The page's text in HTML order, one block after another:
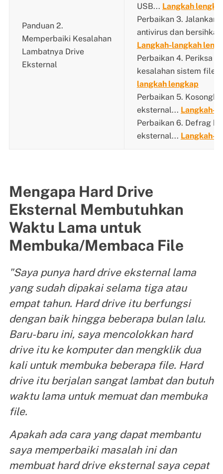
Panduan 2.
Memperbaiki Kesalahan
Lambatnya Drive
Eksternal
USB... Langkah
Perbaikan 3. Jalankan
antivirus dan
Langkah-langkah
Perbaikan 4. Periksa
kesalahan sistem
langkah lengkap
Perbaikan 5.
eksternal... Langkah-
Perbaikan 6. Defrag
eksternal... Langkah-
Mengapa Hard Drive
Eksternal Membutuhkan
Waktu Lama untuk
Membuka/Membaca File
"Saya punya hard drive eksternal lama
yang sudah dipakai selama tiga atau
empat tahun. Hard drive itu berfungsi
dengan baik hingga beberapa bulan lalu.
Baru-baru ini, saya mencolokkan hard
drive itu ke komputer dan mengklik dua
kali untuk membuka beberapa file. Hard
drive itu berjalan sangat lambat dan butuh
waktu lama untuk memuat dan membuka
file.
Apakah ada cara yang dapat membantu
saya memperbaiki masalah ini dan
membuat hard drive eksternal saya cepat